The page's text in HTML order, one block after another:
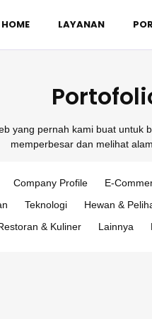
HOME LAYANAN
yang pernah kami buat untuk
memperbesar dan melihat
Company Profile E-
Teknologi Hewan &
& Kuliner
Lainnya